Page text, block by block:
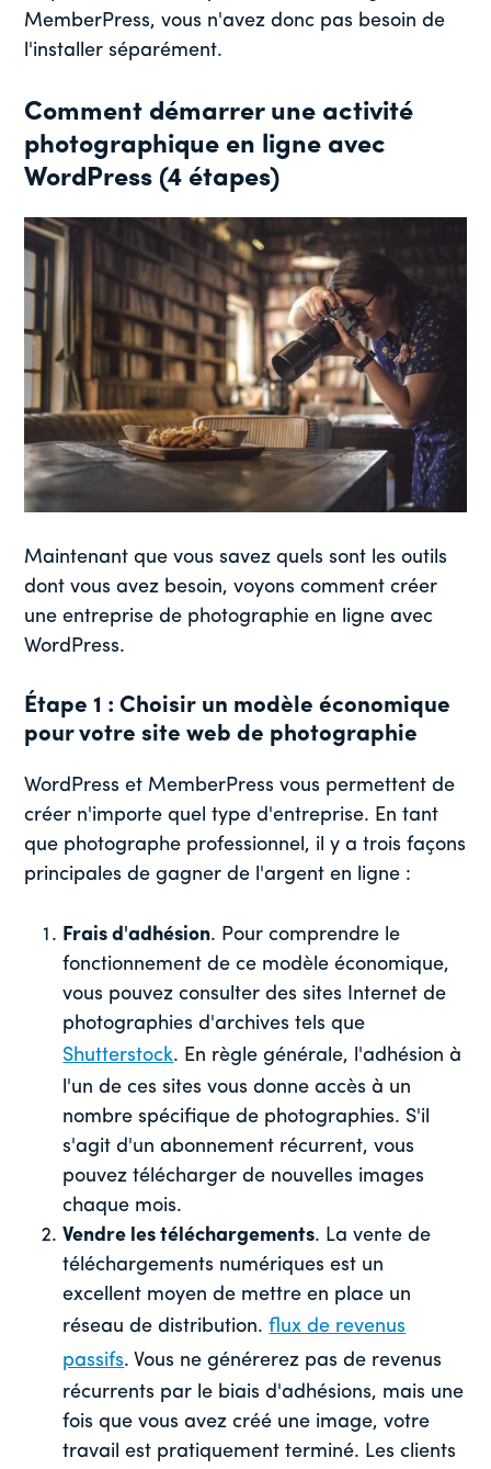
MemberPress, vous n'avez donc pas besoin de
l'installer séparément.
Comment démarrer une activité
photographique en ligne avec
WordPress (4 étapes)
Maintenant que vous savez quels sont les outils
dont vous avez besoin, voyons comment créer
une entreprise de photographie en ligne avec
WordPress.
Étape 1 : Choisir un modèle économique
pour votre site web de photographie
WordPress et MemberPress vous permettent de
créer n'importe quel type d'entreprise. En tant
que photographe professionnel, il y a trois façons
principales de gagner de l'argent en ligne :
Frais d'adhésion. Pour comprendre le
fonctionnement de ce modèle économique,
vous pouvez consulter des sites Internet de
photographies d'archives tels que
Shutterstock. En règle générale, l'adhésion à
l'un de ces sites vous donne accès à un
nombre spécifique de photographies. S'il
s'agit d'un abonnement récurrent, vous
pouvez télécharger de nouvelles images
chaque mois.
Vendre les téléchargements. La vente de
téléchargements numériques est un
excellent moyen de mettre en place un
réseau de distribution.flux de revenus
passifs. Vous ne générerez pas de revenus
récurrents par le biais d'adhésions, mais une
fois que vous avez créé une image, votre
travail est pratiquement terminé. Les clients